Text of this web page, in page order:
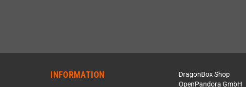
INFORMATION
DragonBox Shop
OpenPandora GmbH